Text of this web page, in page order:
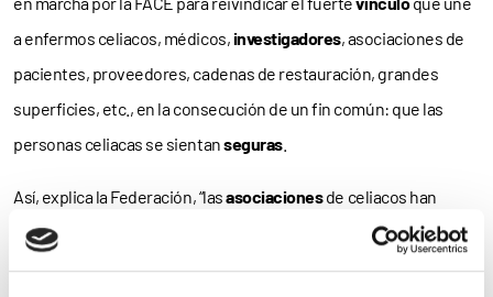
a enfermos celiacos, médicos,investigadores, asociaciones de
pacientes, proveedores, cadenas de restauración, grandes
superficies, etc., en la consecución de un fin común: que las
personas celiacas se sientanseguras.
Así, explica la Federación, “lasasociacionesde celiacos han
jugado un papel fundamental en la
de las personas
celiacas, quienes se han convertido en los principales